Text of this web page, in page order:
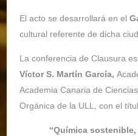
El acto se desarrollará en el
cultural referente de dicha
La conferencia de Clausura
Víctor S. Martín García,
Academia Canaria de
Orgánica de la ULL, con el
“Química